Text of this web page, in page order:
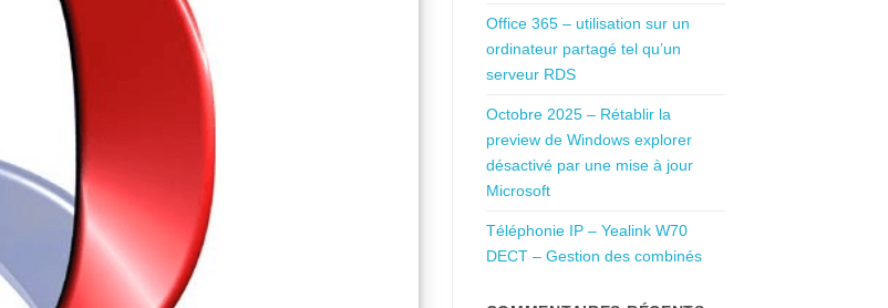
Office 365 – utilisation sur un
ordinateur partagé tel qu’un
serveur RDS
Octobre 2025 – Rétablir la
preview de Windows explorer
désactivé par une mise à jour
Microsoft
Téléphonie IP – Yealink W70
DECT – Gestion des combinés